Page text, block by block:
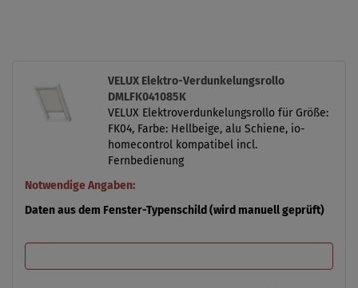
VELUX Elektro-Verdunkelungsrollo
DMLFK041085K
VELUX Elektroverdunkelungsrollo für Größe:
FK04, Farbe: Hellbeige, alu Schiene, io-
homecontrol kompatibel incl.
Fernbedienung
Notwendige Angaben:
Daten aus dem Fenster-Typenschild (wird manuell geprüft)